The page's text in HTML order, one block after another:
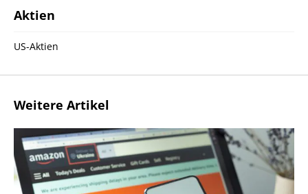
Aktien
US-Aktien
Weitere Artikel